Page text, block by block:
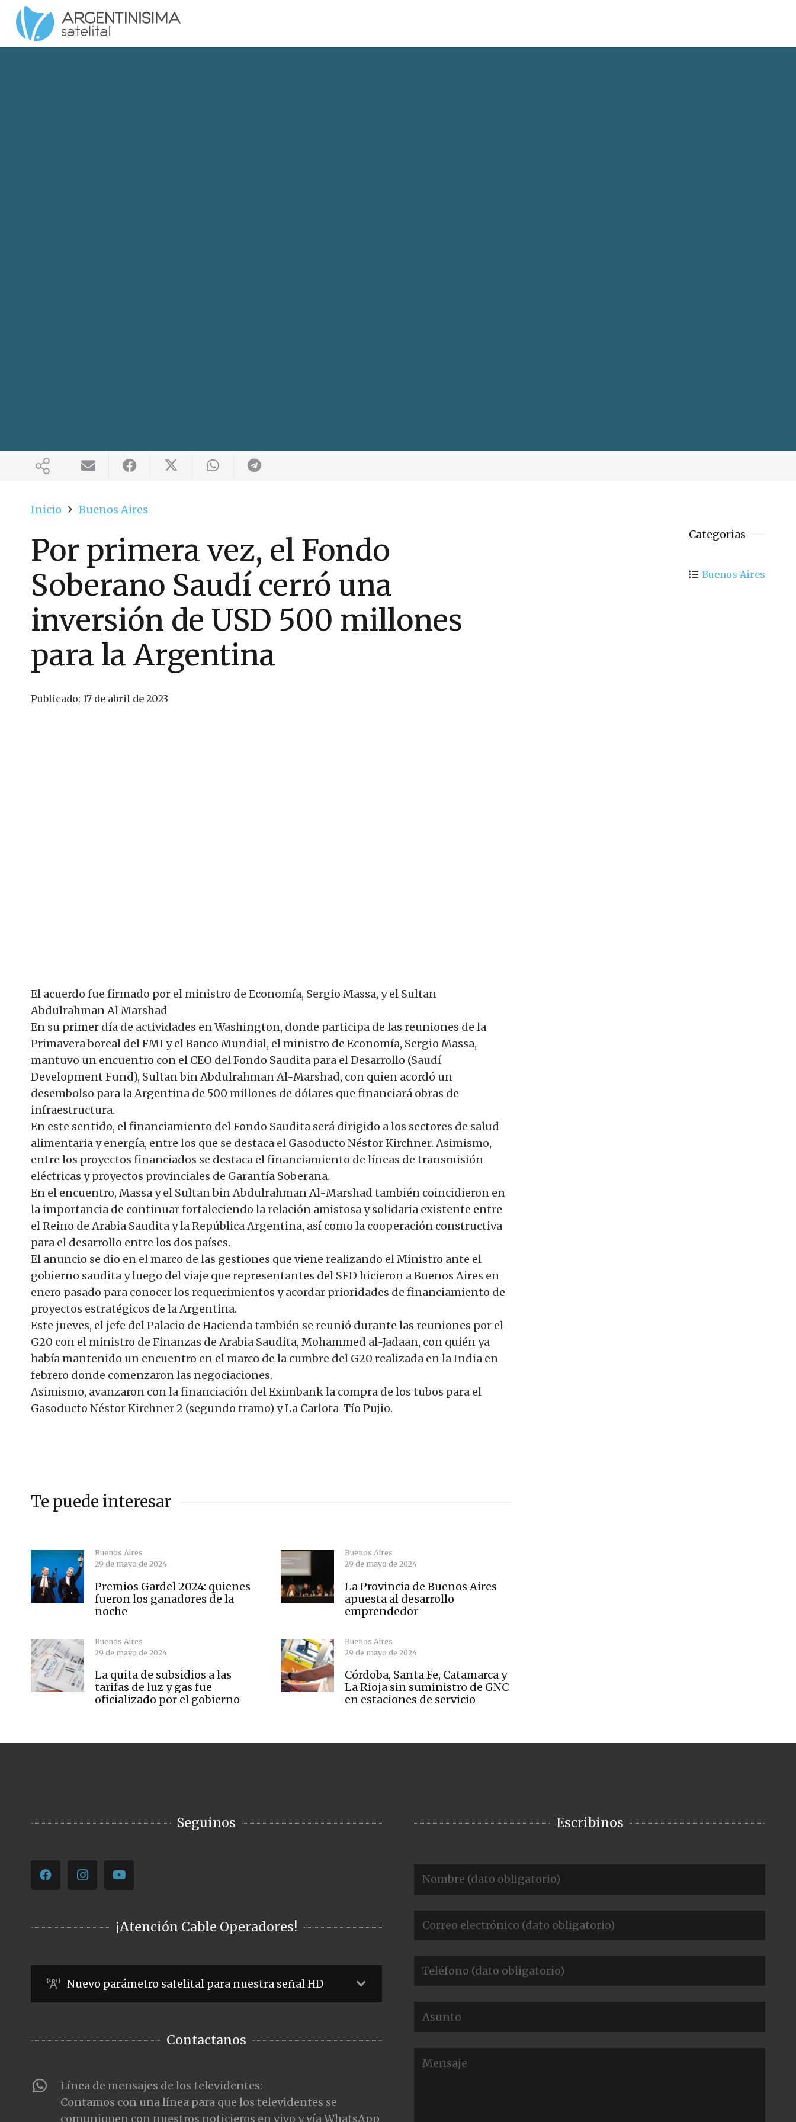
Inicio Buenos Aires
Por primera vez, el Fondo
Soberano Saudí cerró una
inversión de USD 500 millones
para la Argentina
Publicado: 17 de abril de 2023
El acuerdo fue firmado por el ministro de Economía, Sergio Massa, y el Sultan
Abdulrahman Al Marshad
En su primer día de actividades en Washington, donde participa de las reuniones de la
Primavera boreal del FMI y el Banco Mundial, el ministro de Economía, Sergio Massa,
mantuvo un encuentro con el CEO del Fondo Saudita para el Desarrollo (Saudí
Development Fund), Sultan bin Abdulrahman Al-Marshad, con quien acordó un
desembolso para la Argentina de 500 millones de dólares que financiará obras de
infraestructura.
En este sentido, el financiamiento del Fondo Saudita será dirigido a los sectores de salud
alimentaria y energía, entre los que se destaca el Gasoducto Néstor Kirchner. Asimismo,
entre los proyectos financiados se destaca el financiamiento de líneas de transmisión
eléctricas y proyectos provinciales de Garantía Soberana.
En el encuentro, Massa y el Sultan bin Abdulrahman Al-Marshad también coincidieron en
la importancia de continuar fortaleciendo la relación amistosa y solidaria existente entre
el Reino de Arabia Saudita y la República Argentina, así como la cooperación constructiva
para el desarrollo entre los dos países.
El anuncio se dio en el marco de las gestiones que viene realizando el Ministro ante el
gobierno saudita y luego del viaje que representantes del SFD hicieron a Buenos Aires en
enero pasado para conocer los requerimientos y acordar prioridades de financiamiento de
proyectos estratégicos de la Argentina.
Este jueves, el jefe del Palacio de Hacienda también se reunió durante las reuniones por el
G20 con el ministro de Finanzas de Arabia Saudita, Mohammed al-Jadaan, con quién ya
había mantenido un encuentro en el marco de la cumbre del G20 realizada en la India en
febrero donde comenzaron las negociaciones.
Asimismo, avanzaron con la financiación del Eximbank la compra de los tubos para el
Gasoducto Néstor Kirchner 2 (segundo tramo) y La Carlota-Tío Pujio.
Te puede interesar
Buenos Aires
29 de mayo de 2024
Premios Gardel 2024: quienes
fueron los ganadores de la
noche
Buenos Aires
29 de mayo de 2024
La Provincia de Buenos Aires
apuesta al desarrollo
emprendedor
Buenos Aires
29 de mayo de 2024
La quita de subsidios a las
tarifas de luz y gas fue
oficializado por el gobierno
Buenos Aires
29 de mayo de 2024
Córdoba, Santa Fe, Catamarca y
La Rioja sin suministro de GNC
en estaciones de servicio
Categorias
Buenos Aires
Seguinos
¡Atención Cable Operadores!
Nuevo parámetro satelital para nuestra señal HD
Contactanos
Línea de mensajes de los televidentes:
Contamos con una línea para que los televidentes se
comuniquen con nuestros noticieros en vivo y vía WhatsApp
Escribinos